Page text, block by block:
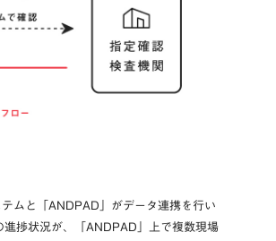
ムと「ANDPAD」がデータ連携を行い
捗状況が、「ANDPAD」上で複数現場